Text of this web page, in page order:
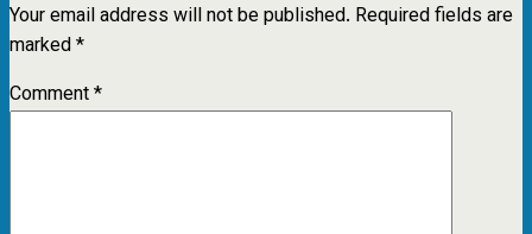
Your email address will not be published. Required fields are
marked*
Comment*